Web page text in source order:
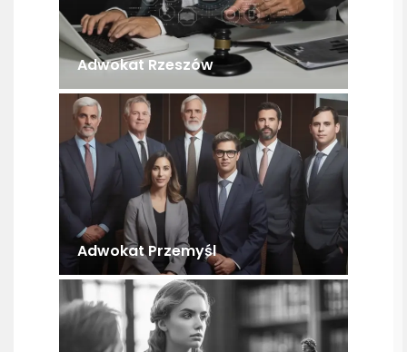
Adwokat Rzeszów
Adwokat Przemyśl